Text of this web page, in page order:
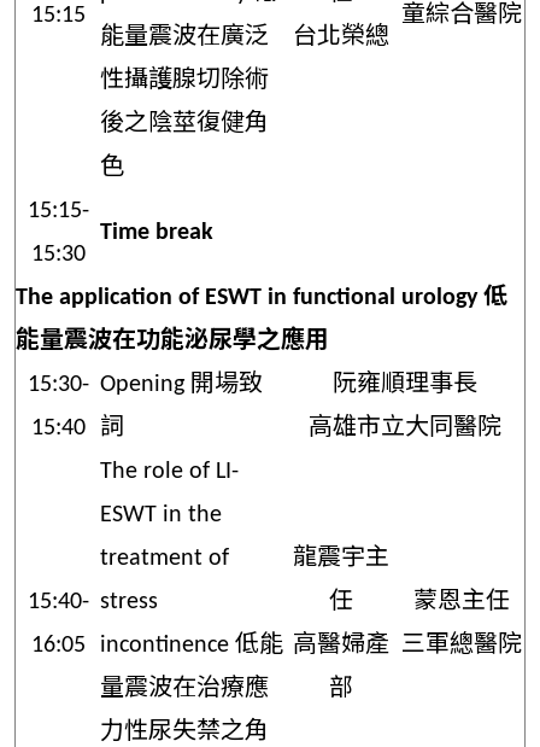
15:15
能量震波在廣泛
性攝護腺切除術
後之陰莖復健角
色
台北榮總
童綜合醫院
15:15-
15:30
Time break
The application of ESWT in functional urology 低
能量震波在功能泌尿學之應用
15:30-
15:40
Opening 開場致
詞
阮雍順理事長
高雄市立大同醫院
15:40-
16:05
The role of LI-
ESWT in the
treatment of
stress
incontinence 低能
量震波在治療應
力性尿失禁之角
龍震宇主
任
高醫婦產
部
蒙恩主任
三軍總醫院